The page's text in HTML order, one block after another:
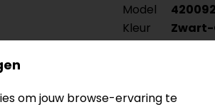
Model
Kleur
om jouw browse-ervaring te